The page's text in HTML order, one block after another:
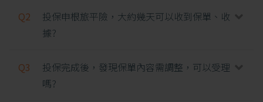
Q2
投保申根旅平險，大約幾天可以收到保單、收
據?
Q3
投保完成後，發現保單內容需調整，可以受理
嗎?